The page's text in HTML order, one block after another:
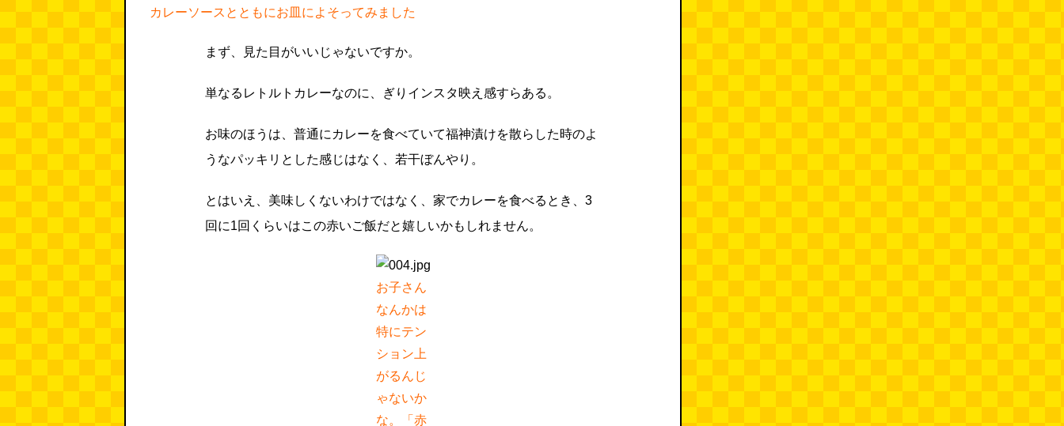
カレーソースとともにお皿によそってみました
まず、見た目がいいじゃないですか。
単なるレトルトカレーなのに、ぎりインスタ映え感すらある。
お味のほうは、普通にカレーを食べていて福神漬けを散らした時のよ
うなパッキリとした感じはなく、若干ぼんやり。
とはいえ、美味しくないわけではなく、家でカレーを食べるとき、3
回に1回くらいはこの赤いご飯だと嬉しいかもしれません。
お子さん
なんかは
特にテン
ション上
がるんじ
ゃないか
な。「赤